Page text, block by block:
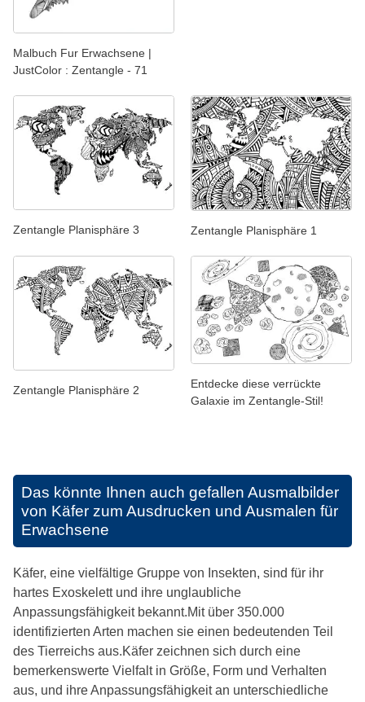
Malbuch Fur Erwachsene |
JustColor : Zentangle - 71
Zentangle Planisphäre 3 Zentangle Planisphäre 1
Zentangle Planisphäre 2
Entdecke diese verrückte
Galaxie im Zentangle-Stil!
Das könnte Ihnen auch gefallen Ausmalbilder
von Käfer zum Ausdrucken und Ausmalen für
Erwachsene
Käfer, eine vielfältige Gruppe von Insekten, sind für ihr
hartes Exoskelett und ihre unglaubliche
Anpassungsfähigkeit bekannt.Mit über 350.000
identifizierten Arten machen sie einen bedeutenden Teil
des Tierreichs aus.Käfer zeichnen sich durch eine
bemerkenswerte Vielfalt in Größe, Form und Verhalten
aus, und ihre Anpassungsfähigkeit an unterschiedliche